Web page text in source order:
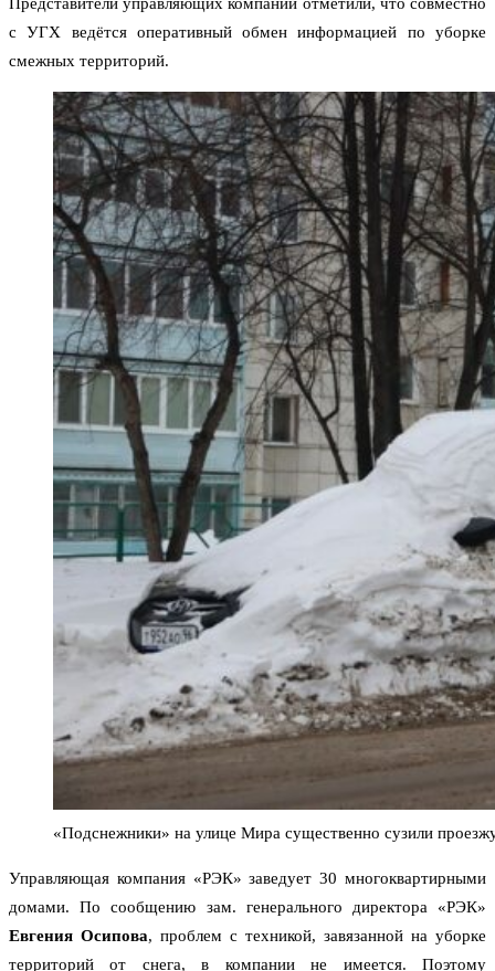
Представители управляющих компаний отметили, что совместно
с УГХ ведётся оперативный обмен информацией по уборке
смежных территорий.
«Подснежники» на улице Мира существенно сузили
Управляющая компания «РЭК» заведует 30 многоквартирными
домами. По сообщению зам. генерального директора «РЭК»
Евгения Осипова, проблем с техникой, завязанной на уборке
территорий от снега, в компании не имеется. Поэтому